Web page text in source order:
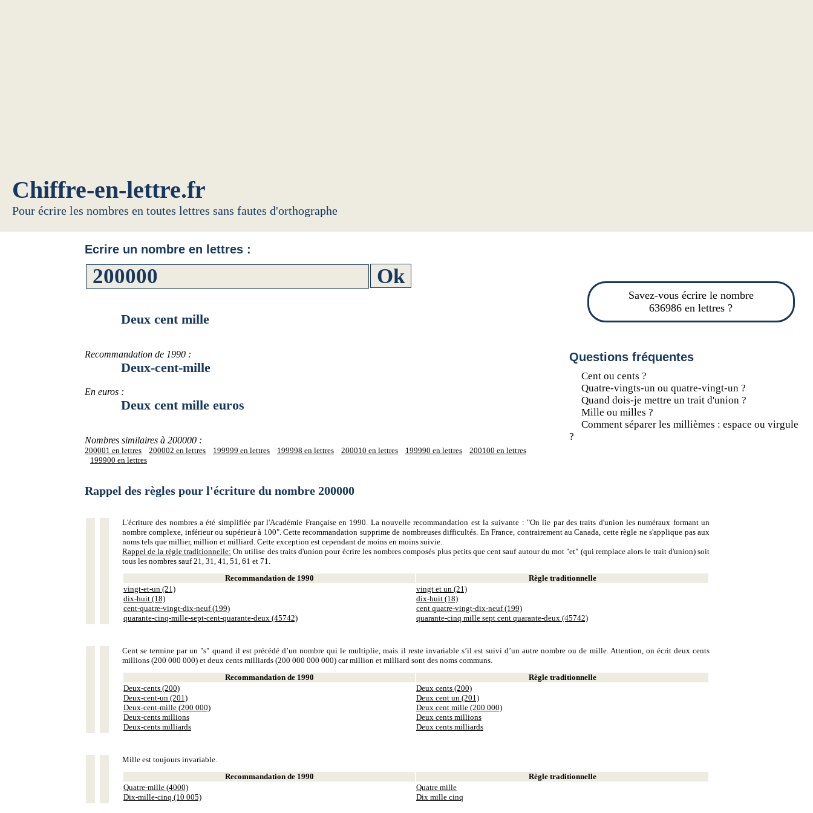
Chiffre-en-lettre.fr
Pour écrire les nombres en toutes lettres sans fautes d'orthographe
Savez-vous écrire le nombre
636986 en lettres ?
Questions fréquentes
Cent ou cents ?
Quatre-vingts-un ou quatre-vingt-un ?
Quand dois-je mettre un trait d'union ?
Mille ou milles ?
Comment séparer les millièmes : espace ou virgule
?
Ecrire un nombre en lettres :
Deux cent mille
Recommandation de 1990 :
Deux-cent-mille
En euros :
Deux cent mille euros
Nombres similaires à 200000 :
200001 en lettres 200002 en lettres 199999 en lettres 199998 en lettres 200010 en lettres 199990 en lettres
200100 en lettres
199900 en lettres
Rappel des règles pour l'écriture du nombre 200000
L'écriture des nombres a été simplifiée par l'Académie Française en 1990. La nouvelle recommandation est la suivante : "On lie par des traits d'union les numéraux formant un
nombre complexe, inférieur ou supérieur à 100". Cette recommandation supprime de nombreuses difficultés. En France, contrairement au Canada, cette règle ne s'applique pas aux
noms tels que millier, million et milliard. Cette exception est cependant de moins en moins suivie.
Rappel de la règle traditionnelle: On utilise des traits d'union pour écrire les nombres composés plus petits que cent sauf autour du mot "et" (qui remplace alors le trait d'union) soit
tous les nombres sauf 21, 31, 41, 51, 61 et 71.
Recommandation de 1990
Règle traditionnelle
vingt-et-un (21)
dix-huit (18)
cent-quatre-vingt-dix-neuf (199)
quarante-cinq-mille-sept-cent-quarante-deux (45742)
vingt et un (21)
dix-huit (18)
cent quatre-vingt-dix-neuf (199)
quarante-cinq mille sept cent quarante-deux (45742)
Cent se termine par un "s" quand il est précédé d’un nombre qui le multiplie, mais il reste invariable s’il est suivi d’un autre nombre ou de mille. Attention, on écrit deux cents
millions (200 000 000) et deux cents milliards (200 000 000 000) car million et milliard sont des noms communs.
Recommandation de 1990
Règle traditionnelle
Deux-cents (200)
Deux-cent-un (201)
Deux-cent-mille (200 000)
Deux-cents millions
Deux-cents milliards
Deux cents (200)
Deux cent un (201)
Deux cent mille (200 000)
Deux cents millions
Deux cents milliards
Mille est toujours invariable.
Recommandation de 1990
Règle traditionnelle
Quatre-mille (4000)
Dix-mille-cinq (10 005)
Quatre mille
Dix mille cinq